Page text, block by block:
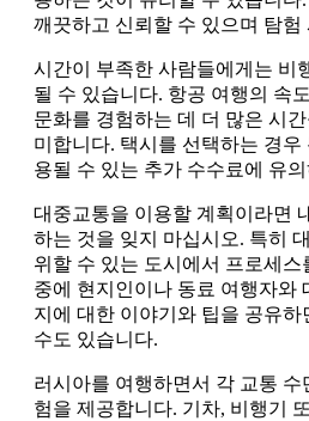
깨끗하고 신뢰할 수 있으며 탐험
시간이 부족한 사람들에게는 비
될 수 있습니다. 항공 여행의 속
문화를 경험하는 데 더 많은 시
미합니다. 택시를 선택하는 경우
용될 수 있는 추가 수수료에 유
대중교통을 이용할 계획이라면
하는 것을 잊지 마십시오. 특히
위할 수 있는 도시에서 프로세스
중에 현지인이나 동료 여행자와
지에 대한 이야기와 팁을 공유
수도 있습니다.
러시아를 여행하면서 각 교통 수
험을 제공합니다. 기차, 비행기